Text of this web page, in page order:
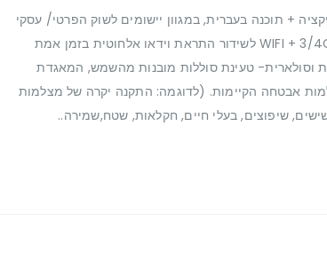
+ תוכנה בעברית, במגוון יישומים לשוק הפרטי/ עסקי
ולהתקנה עצמית בחיבור למקור כוח בלבד. *מצלמה חכמה WIFI + 3/4G לשידור התראת וידאו אלחוטית בזמן אמת
וסולארית- טעינת סוללות מובנות מהשמש, המאגדת
אבטחה הקיימות. (לדוגמה: התקנה יקרה של מצלמות
שיפוצים, בעלי חיים, חקלאות, שטח,שמירה..